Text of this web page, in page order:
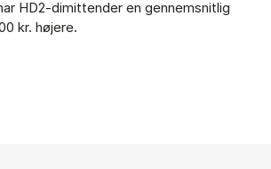
HD2-dimittender en gennemsnitlig
kr. højere.